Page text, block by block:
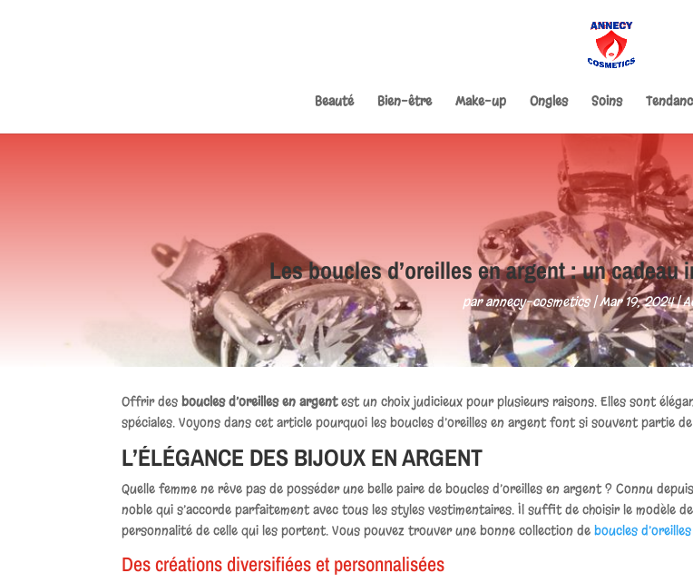
Beauté Bien-être Make-up Ongles Soins
Les boucles d’oreilles en argent : un
parannecy-cosmetics Mar 19, 2024
Offrir desboucles d’oreilles en argentest un choix judicieux pour plusieurs raisons. Elles sont
spéciales. Voyons dans cet article pourquoi les boucles d’oreilles en argent font si souvent partie
L’ÉLÉGANCE DES BIJOUX EN ARGENT
Quelle femme ne rêve pas de posséder une belle paire de boucles d’oreilles en argent ? Connu
noble qui s’accorde parfaitement avec tous les styles vestimentaires. Il suffit de choisir le modèle
personnalité de celle qui les portent. Vous pouvez trouver une bonne collection deboucles
Des créations diversifiées et personnalisées